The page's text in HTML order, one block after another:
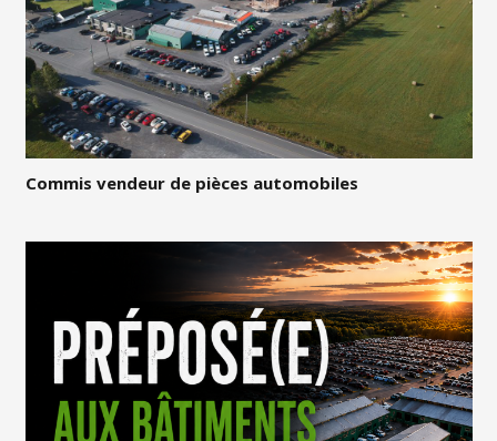
Commis vendeur de pièces automobiles